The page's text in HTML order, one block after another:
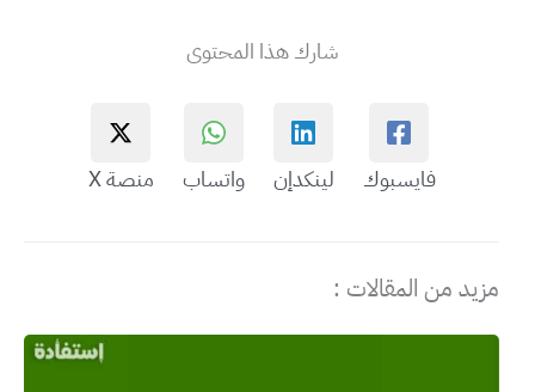
شارك هذا المحتوى
فايسبوك لينكدإن واتساب منصة X
مزيد من المقالات :